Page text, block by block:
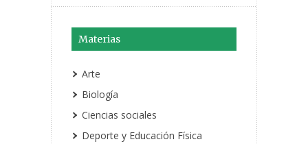
Materias
Arte
Biología
Ciencias sociales
Deporte y Educación Física